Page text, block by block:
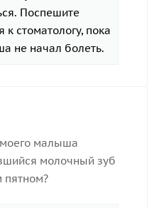
Поспешите
к стоматологу, пока
не начал болеть.
моего малыша
молочный зуб